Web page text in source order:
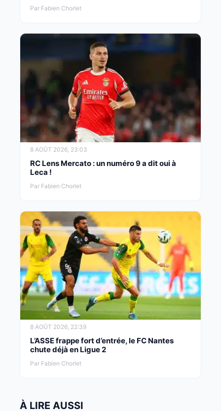
Par Fabien Chorlet
8 AOÛT 2026, 23:03
RC Lens Mercato : un numéro 9 a dit oui à
Leca !
Par Fabien Chorlet
8 AOÛT 2026, 22:39
L’ASSE frappe fort d’entrée, le FC Nantes
chute déjà en Ligue 2
Par Fabien Chorlet
À LIRE AUSSI